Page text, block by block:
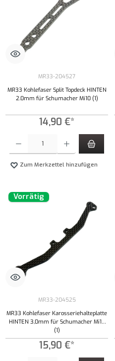
MR33-204527
MR33 Kohlefaser Split Topdeck HINTEN
2.0mm für Schumacher Mi10 (1)
14,90 €*
Zum Merkzettel hinzufügen
Vorrätig
MR33-204525
MR33 Kohlefaser Karosseriehalteplatte
HINTEN 3,0mm für Schumacher Mi10
(1)
15,90 €*